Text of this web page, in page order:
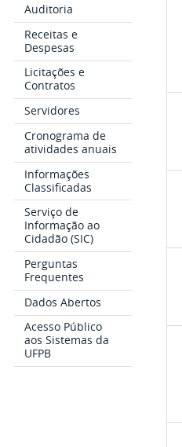
Auditoria
Receitas e
Despesas
Licitações e
Contratos
Servidores
Cronograma de
atividades anuais
Informações
Classificadas
Serviço de
Informação ao
Cidadão (SIC)
Perguntas
Frequentes
Dados Abertos
Acesso Público
aos Sistemas da
UFPB